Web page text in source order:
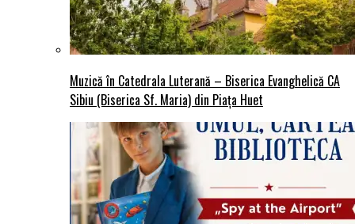
Muzică în Catedrala Luterană – Biserica Evanghelică CA
Sibiu (Biserica Sf. Maria) din Piaţa Huet